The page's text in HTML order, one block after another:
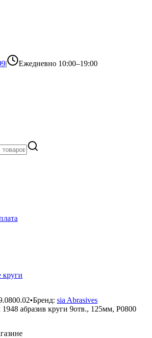
| Ежедневно 10:00–19:00
•Бренд: sia Abrasives
1948 абразив круги 9отв., 125мм, P0800